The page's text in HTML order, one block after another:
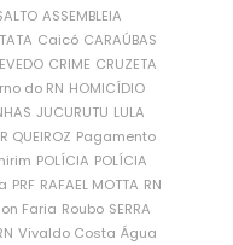
ASSEMBLEIA
Caicó CARAÚBAS
CRIME CRUZETA
do RN HOMICÍDIO
JUCURUTU LULA
QUEIROZ Pagamento
POLÍCIA POLÍCIA
PRF RAFAEL MOTTA RN
Faria Roubo SERRA
Vivaldo Costa Água